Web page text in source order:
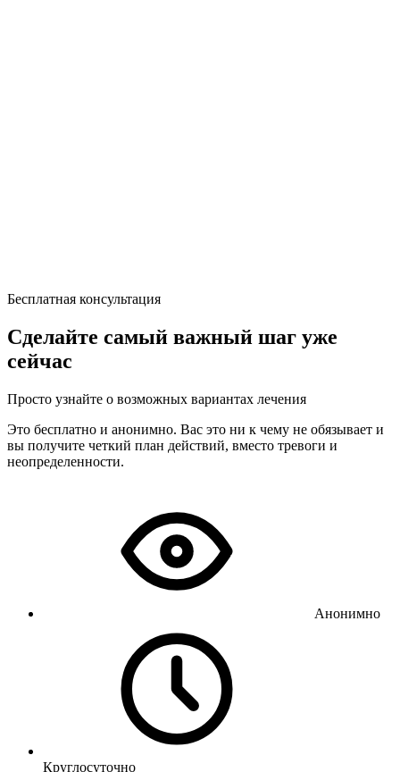
Бесплатная консультация
Сделайте самый важный шаг уже
сейчас
Просто узнайте о возможных вариантах лечения
Это бесплатно и анонимно. Вас это ни к чему не обязывает и
вы получите четкий план действий, вместо тревоги и
неопределенности.
Анонимно
Круглосуточно